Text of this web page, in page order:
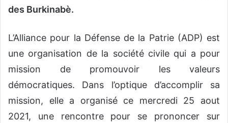
des Burkinabè.
L’Alliance pour la Défense de la Patrie (ADP) est
une organisation de la société civile qui a pour
mission de promouvoir les valeurs
démocratiques. Dans l’optique d’accomplir sa
mission, elle a organisé ce mercredi 25 aout
2021, une rencontre pour se prononcer sur